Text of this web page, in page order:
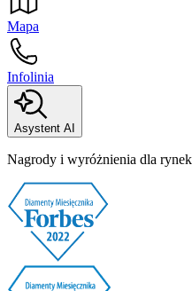
Mapa
Infolinia
Asystent AI
Nagrody i wyróżnienia dla